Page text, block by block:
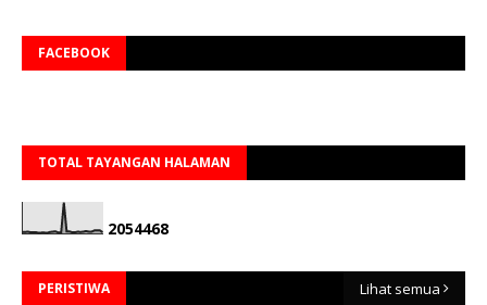
FACEBOOK
TOTAL TAYANGAN HALAMAN
2054468
PERISTIWA Lihat semua